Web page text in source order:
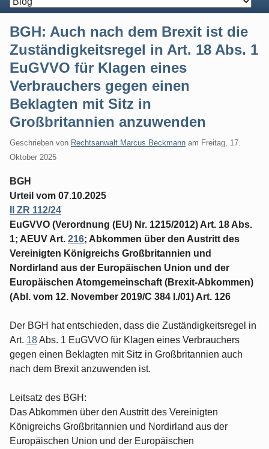
BGH: Auch nach dem Brexit ist die
Zuständigkeitsregel in Art. 18 Abs. 1
EuGVVO für Klagen eines
Verbrauchers gegen einen
Beklagten mit Sitz in
Großbritannien anzuwenden
Geschrieben von Rechtsanwalt Marcus Beckmann am Freitag, 17.
Oktober 2025
BGH
Urteil vom 07.10.2025
II ZR 112/24
EuGVVO (Verordnung (EU) Nr. 1215/2012) Art. 18 Abs.
1; AEUV Art. 216; Abkommen über den Austritt des
Vereinigten Königreichs Großbritannien und
Nordirland aus der Europäischen Union und der
Europäischen Atomgemeinschaft (Brexit-Abkommen)
(Abl. vom 12. November 2019/C 384 I./01) Art. 126
Der BGH hat entschieden, dass die Zuständigkeitsregel in
Art. 18Abs. 1 EuGVVO für Klagen eines Verbrauchers
gegen einen Beklagten mit Sitz in Großbritannien auch
nach dem Brexit anzuwenden ist.
Leitsatz des BGH:
Das Abkommen über den Austritt des Vereinigten
Königreichs Großbritannien und Nordirland aus der
Europäischen Union und der Europäischen